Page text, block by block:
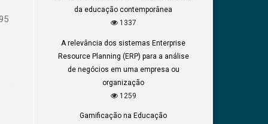
da educação contemporânea
1337
A relevância dos sistemas Enterprise
Resource Planning (ERP) para a análise
de negócios em uma empresa ou
organização
1259
Gamificação na Educação